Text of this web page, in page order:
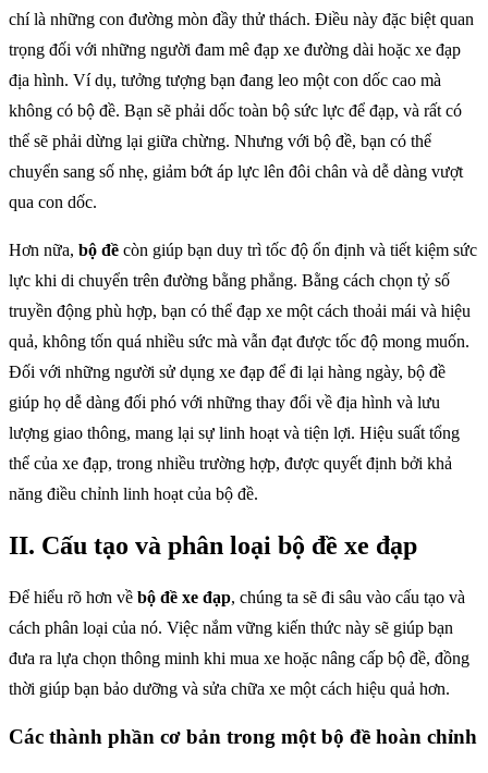
chí là những con đường mòn đầy thử thách. Điều này đặc biệt quan
trọng đối với những người đam mê đạp xe đường dài hoặc xe đạp
địa hình. Ví dụ, tưởng tượng bạn đang leo một con dốc cao mà
không có bộ đề. Bạn sẽ phải dốc toàn bộ sức lực để đạp, và rất có
thể sẽ phải dừng lại giữa chừng. Nhưng với bộ đề, bạn có thể
chuyển sang số nhẹ, giảm bớt áp lực lên đôi chân và dễ dàng vượt
qua con dốc.
Hơn nữa, bộ đề còn giúp bạn duy trì tốc độ ổn định và tiết kiệm sức
lực khi di chuyển trên đường bằng phẳng. Bằng cách chọn tỷ số
truyền động phù hợp, bạn có thể đạp xe một cách thoải mái và hiệu
quả, không tốn quá nhiều sức mà vẫn đạt được tốc độ mong muốn.
Đối với những người sử dụng xe đạp để đi lại hàng ngày, bộ đề
giúp họ dễ dàng đối phó với những thay đổi về địa hình và lưu
lượng giao thông, mang lại sự linh hoạt và tiện lợi. Hiệu suất tổng
thể của xe đạp, trong nhiều trường hợp, được quyết định bởi khả
năng điều chỉnh linh hoạt của bộ đề.
II. Cấu tạo và phân loại bộ đề xe đạp
Để hiểu rõ hơn về bộ đề xe đạp, chúng ta sẽ đi sâu vào cấu tạo và
cách phân loại của nó. Việc nắm vững kiến thức này sẽ giúp bạn
đưa ra lựa chọn thông minh khi mua xe hoặc nâng cấp bộ đề, đồng
thời giúp bạn bảo dưỡng và sửa chữa xe một cách hiệu quả hơn.
Các thành phần cơ bản trong một bộ đề hoàn chỉnh